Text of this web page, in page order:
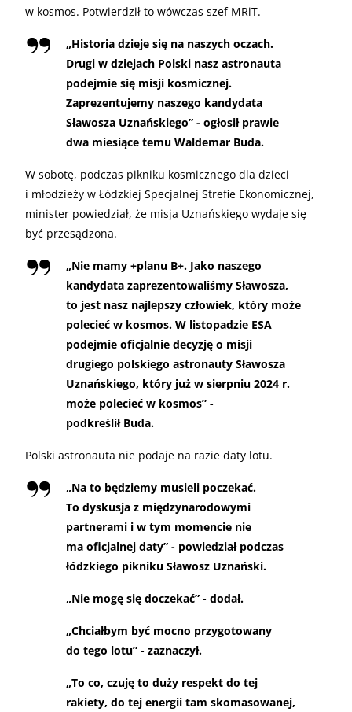
w kosmos. Potwierdził to wówczas szef MRiT.
„Historia dzieje się na naszych oczach.
Drugi w dziejach Polski nasz astronauta
podejmie się misji kosmicznej.
Zaprezentujemy naszego kandydata
Sławosza Uznańskiego” - ogłosił prawie
dwa miesiące temu Waldemar Buda.
W sobotę, podczas pikniku kosmicznego dla dzieci
i młodzieży w Łódzkiej Specjalnej Strefie Ekonomicznej,
minister powiedział, że misja Uznańskiego wydaje się
być przesądzona.
„Nie mamy +planu B+. Jako naszego
kandydata zaprezentowaliśmy Sławosza,
to jest nasz najlepszy człowiek, który może
polecieć w kosmos. W listopadzie ESA
podejmie oficjalnie decyzję o misji
drugiego polskiego astronauty Sławosza
Uznańskiego, który już w sierpniu 2024 r.
może polecieć w kosmos” -
podkreślił Buda.
Polski astronauta nie podaje na razie daty lotu.
„Na to będziemy musieli poczekać.
To dyskusja z międzynarodowymi
partnerami i w tym momencie nie
ma oficjalnej daty” - powiedział podczas
łódzkiego pikniku Sławosz Uznański.
„Nie mogę się doczekać” - dodał.
„Chciałbym być mocno przygotowany
do tego lotu” - zaznaczył.
„To co, czuję to duży respekt do tej
rakiety, do tej energii tam skomasowanej,